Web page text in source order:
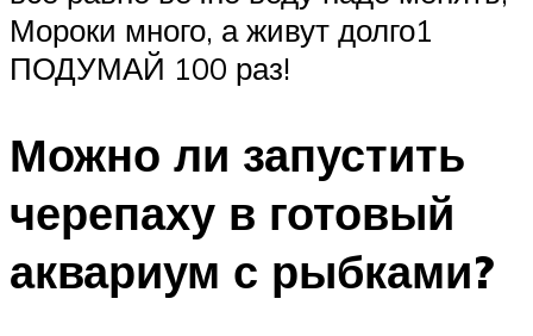
Мороки много, а живут долго1
ПОДУМАЙ 100 раз!
Можно ли запустить
черепаху в готовый
аквариум с рыбками?